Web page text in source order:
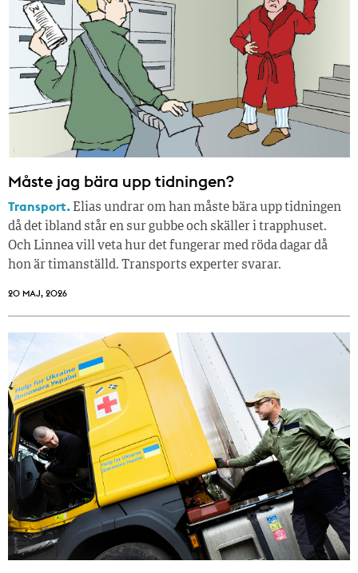
Måste jag bära upp tidningen?
Transport. Elias undrar om han måste bära upp tidningen
då det ibland står en sur gubbe och skäller i trapphuset.
Och Linnea vill veta hur det fungerar med röda dagar då
hon är timanställd. Transports experter svarar.
20 MAJ, 2026